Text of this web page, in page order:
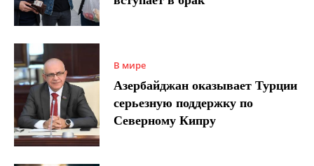
В мире
Азербайджан оказывает Турции
серьезную поддержку по
Северному Кипру